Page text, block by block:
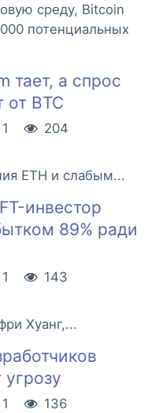
среду, Bitcoin
потенциальных
тает, а спрос
от BTC
1
204
ETH и слабым...
инвестор
89% ради
1
143
Хуанг,...
1
136